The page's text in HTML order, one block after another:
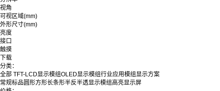
视角
可视区域(mm)
外形尺寸(mm)
亮度
接口
触摸
下载
分类：
全部 TFT-LCD显示模组OLED显示模组行业应用模组显示方案
常规标品 圆形方形长条形半反半透显示模组 高亮显示屏